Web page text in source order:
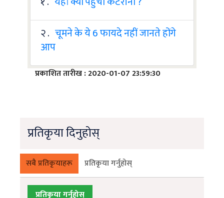
२ . चूमने के ये 6 फायदे नहीं जानते होंगे
आप
प्रकाशित तारीख : 2020-01-07 23:59:30
प्रतिकृया दिनुहोस्
सबै प्रतिकृयाहरू प्रतिकृया गर्नुहोस्
प्रतिकृया गर्नुहोस्